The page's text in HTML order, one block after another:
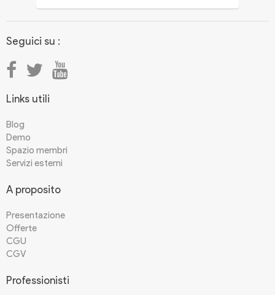
Seguici su :
Links utili
Blog
Demo
Spazio membri
Servizi esterni
A proposito
Presentazione
Offerte
CGU
CGV
Professionisti